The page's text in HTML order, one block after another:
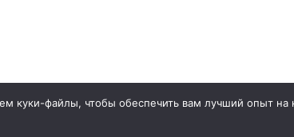
куки-файлы, чтобы обеспечить вам лучший опыт на